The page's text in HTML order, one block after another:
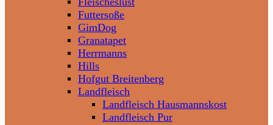
Futtersoße
GimDog
Granatapet
Herrmanns
Hills
Hofgut Breitenberg
Landfleisch
Landfleisch Hausmannskost
Landfleisch Pur